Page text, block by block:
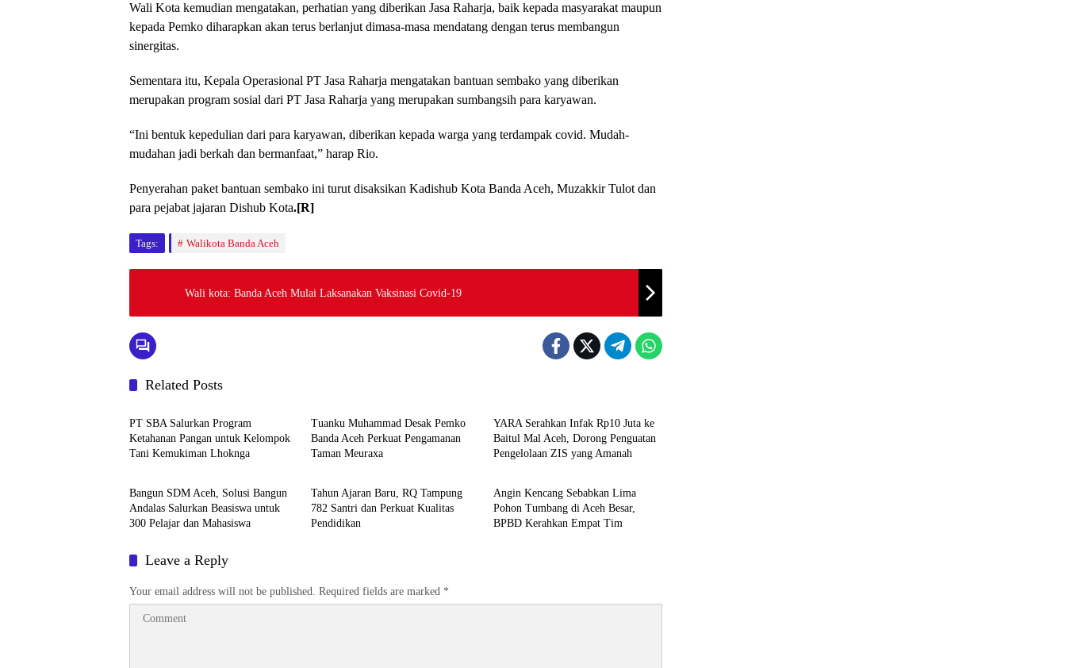
Wali Kota kemudian mengatakan, perhatian yang diberikan Jasa Raharja, baik kepada masyarakat maupun
kepada Pemko diharapkan akan terus berlanjut dimasa-masa mendatang dengan terus membangun
sinergitas.
Sementara itu, Kepala Operasional PT Jasa Raharja mengatakan bantuan sembako yang diberikan
merupakan program sosial dari PT Jasa Raharja yang merupakan sumbangsih para karyawan.
“Ini bentuk kepedulian dari para karyawan, diberikan kepada warga yang terdampak covid. Mudah-
mudahan jadi berkah dan bermanfaat,” harap Rio.
Penyerahan paket bantuan sembako ini turut disaksikan Kadishub Kota Banda Aceh, Muzakkir Tulot dan
para pejabat jajaran Dishub Kota.[R]
Tags: Walikota Banda Aceh
Wali kota: Banda Aceh Mulai Laksanakan Vaksinasi Covid-19
Related Posts
Berita
PT SBA Salurkan Program
Ketahanan Pangan untuk Kelompok
Tani Kemukiman Lhoknga
Tuanku Muhammad Desak Pemko
Banda Aceh Perkuat Pengamanan
Taman Meuraxa
YARA Serahkan Infak Rp10 Juta ke
Baitul Mal Aceh, Dorong Penguatan
Pengelolaan ZIS yang Amanah
Bangun SDM Aceh, Solusi Bangun
Andalas Salurkan Beasiswa untuk
300 Pelajar dan Mahasiswa
Tahun Ajaran Baru, RQ Tampung
782 Santri dan Perkuat Kualitas
Pendidikan
Daerah
Angin Kencang Sebabkan Lima
Pohon Tumbang di Aceh Besar,
BPBD Kerahkan Empat Tim
Leave a Reply
Your email address will not be published. Required fields are marked *